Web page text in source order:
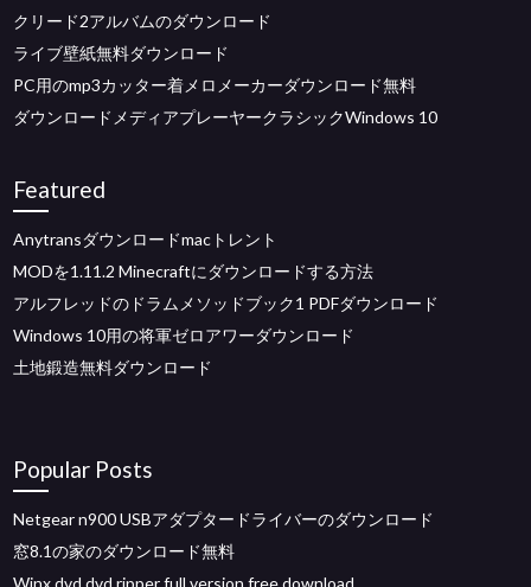
クリード2アルバムのダウンロード
ライブ壁紙無料ダウンロード
PC用のmp3カッター着メロメーカーダウンロード無料
ダウンロードメディアプレーヤークラシックWindows 10
Featured
Anytransダウンロードmacトレント
MODを1.11.2 Minecraftにダウンロードする方法
アルフレッドのドラムメソッドブック1 PDFダウンロード
Windows 10用の将軍ゼロアワーダウンロード
土地鍛造無料ダウンロード
Popular Posts
Netgear n900 USBアダプタードライバーのダウンロード
窓8.1の家のダウンロード無料
Winx dvd dvd ripper full version free download